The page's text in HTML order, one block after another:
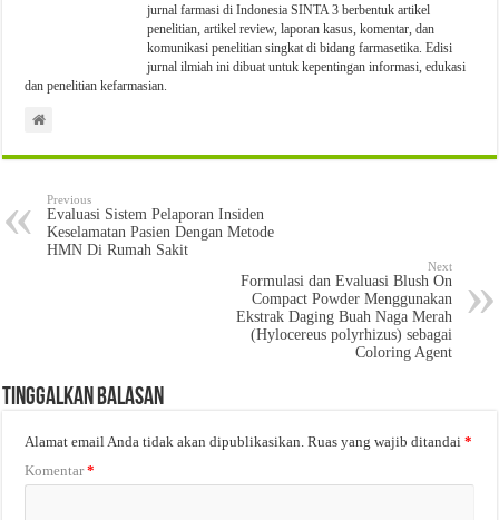
jurnal farmasi di Indonesia SINTA 3 berbentuk artikel
penelitian, artikel review, laporan kasus, komentar, dan
komunikasi penelitian singkat di bidang farmasetika. Edisi
jurnal ilmiah ini dibuat untuk kepentingan informasi, edukasi
dan penelitian kefarmasian.
Previous
Evaluasi Sistem Pelaporan Insiden
Keselamatan Pasien Dengan Metode
HMN Di Rumah Sakit
Next
Formulasi dan Evaluasi Blush On
Compact Powder Menggunakan
Ekstrak Daging Buah Naga Merah
(Hylocereus polyrhizus) sebagai
Coloring Agent
Tinggalkan Balasan
Alamat email Anda tidak akan dipublikasikan. Ruas yang wajib ditandai*
Komentar*